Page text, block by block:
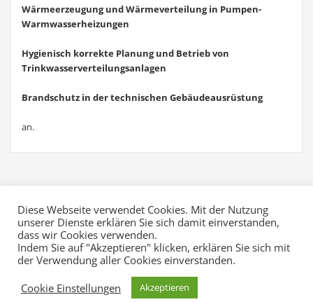
Wärmeerzeugung und Wärmeverteilung in Pumpen-
Warmwasserheizungen
Hygienisch korrekte Planung und Betrieb von
Trinkwasserverteilungsanlagen
Brandschutz in der technischen Gebäudeausrüstung
an.
Impressum
Diese Webseite verwendet Cookies. Mit der Nutzung
unserer Dienste erklären Sie sich damit einverstanden,
dass wir Cookies verwenden.
Indem Sie auf "Akzeptieren" klicken, erklären Sie sich mit
der Verwendung aller Cookies einverstanden.
Cookie Einstellungen
Akzeptieren